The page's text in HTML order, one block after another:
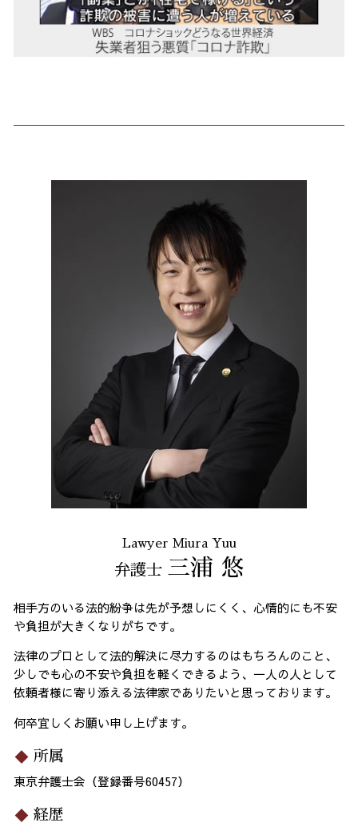
Lawyer Miura Yuu
弁護士 三浦 悠
相手方のいる法的紛争は先が予想しにくく、心情的にも不安
や負担が大きくなりがちです。
法律のプロとして法的解決に尽力するのはもちろんのこと、
少しでも心の不安や負担を軽くできるよう、一人の人として
依頼者様に寄り添える法律家でありたいと思っております。
何卒宜しくお願い申し上げます。
所属
東京弁護士会（登録番号60457）
経歴